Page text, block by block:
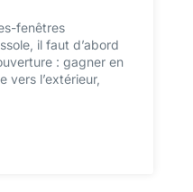
fenêtres
il faut d’abord
: gagner en
vers l’extérieur,